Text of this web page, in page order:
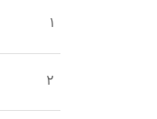
1
2